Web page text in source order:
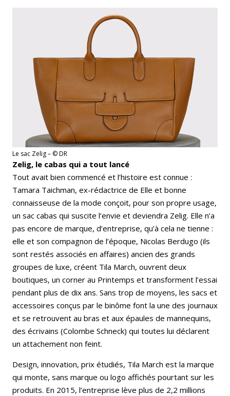
Le sac Zelig – © DR
Zelig, le cabas qui a tout lancé
Tout avait bien commencé et l’histoire est connue :
Tamara Taichman, ex-rédactrice de Elle et bonne
connaisseuse de la mode conçoit, pour son propre usage,
un sac cabas qui suscite l’envie et deviendra Zelig. Elle n’a
pas encore de marque, d’entreprise, qu’à cela ne tienne :
elle et son compagnon de l’époque, Nicolas Berdugo (ils
sont restés associés en affaires) ancien des grands
groupes de luxe, créent Tila March, ouvrent deux
boutiques, un corner au Printemps et transforment l’essai
pendant plus de dix ans. Sans trop de moyens, les sacs et
accessoires conçus par le binôme font la une des journaux
et se retrouvent au bras et aux épaules de mannequins,
des écrivains (Colombe Schneck) qui toutes lui déclarent
un attachement non feint.
Design, innovation, prix étudiés, Tila March est la marque
qui monte, sans marque ou logo affichés pourtant sur les
produits. En 2015, l’entreprise lève plus de 2,2 millions